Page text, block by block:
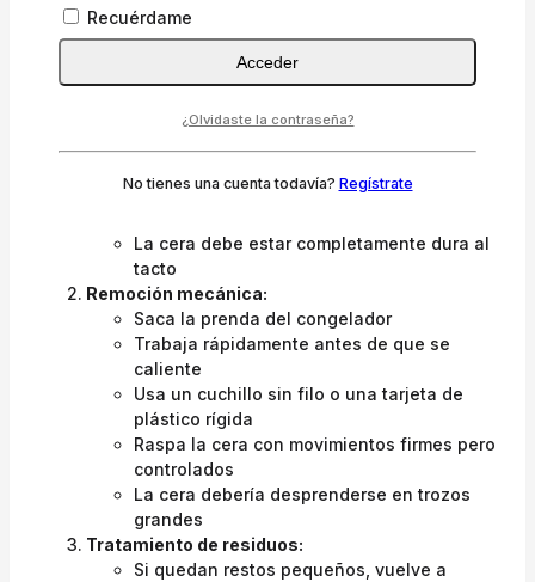
Ideal para:
Tejidos delicados, prendas que no pueden
plancharse, manchas frescas.
Enfriamiento inicial:
Colócala en el congelador durante 60-90
La cera debe estar completamente dura al
tacto
Remoción mecánica:
Saca la prenda del congelador
Trabaja rápidamente antes de que se
caliente
Usa un cuchillo sin filo o una tarjeta de
plástico rígida
Raspa la cera con movimientos firmes pero
controlados
La cera debería desprenderse en trozos
grandes
Tratamiento de residuos:
Si quedan restos pequeños, vuelve a
Recuérdame
Acceder
¿Olvidaste la contraseña?
No tienes una cuenta todavía? Regístrate